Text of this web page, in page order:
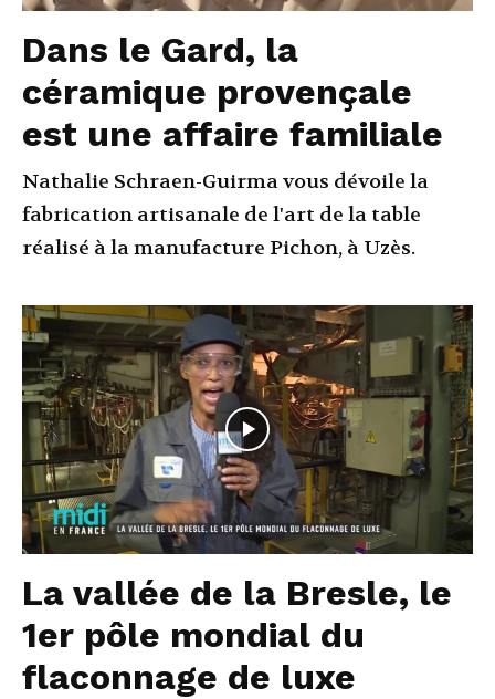
Dans le Gard, la
céramique provençale
est une affaire familiale
Nathalie Schraen-Guirma vous dévoile la
fabrication artisanale de l'art de la table
réalisé à la manufacture Pichon, à Uzès.
La vallée de la Bresle, le
1er pôle mondial du
flaconnage de luxe